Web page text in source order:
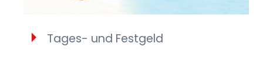
Tages- und Festgeld